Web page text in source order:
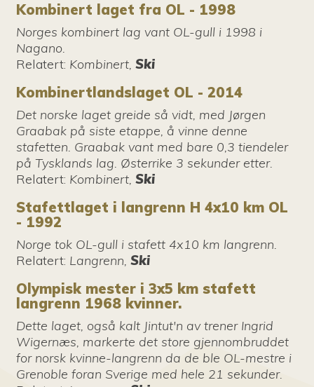
Kombinert laget fra OL - 1998
Norges kombinert lag vant OL-gull i 1998 i
Nagano.
Relatert: Kombinert,Ski
Kombinertlandslaget OL - 2014
Det norske laget greide så vidt, med Jørgen
Graabak på siste etappe, å vinne denne
stafetten. Graabak vant med bare 0,3 tiendeler
på Tysklands lag. Østerrike 3 sekunder etter.
Relatert: Kombinert,Ski
Stafettlaget i langrenn H 4x10 km OL
- 1992
Norge tok OL-gull i stafett 4x10 km langrenn.
Relatert: Langrenn,Ski
Olympisk mester i 3x5 km stafett
langrenn 1968 kvinner.
Dette laget, også kalt Jintut'n av trener Ingrid
Wigernæs, markerte det store gjennombruddet
for norsk kvinne-langrenn da de ble OL-mestre i
Grenoble foran Sverige med hele 21 sekunder.